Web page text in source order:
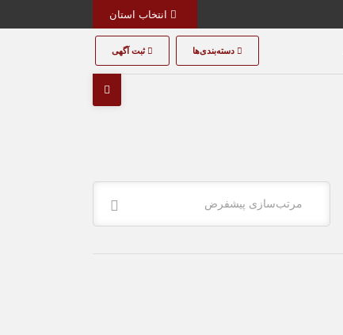
دسته‌بندی‌ها ثبت آگهی
مرتب‌سازی پیشفرض